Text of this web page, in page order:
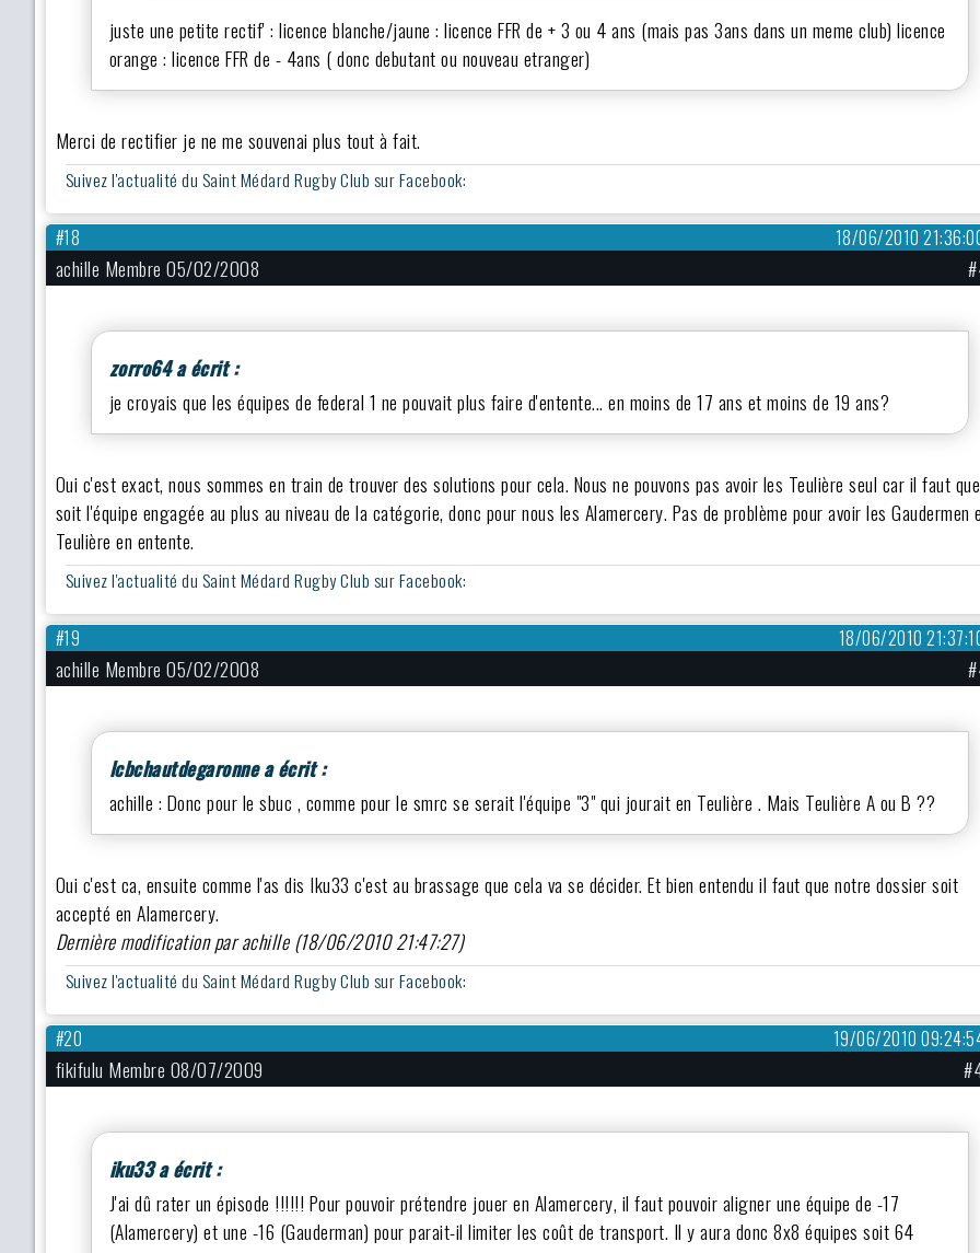
juste une petite rectif' : licence blanche/jaune : licence FFR de + 3 ou 4 ans (mais pas 3ans dans un meme club) licence
orange : licence FFR de - 4ans ( donc debutant ou nouveau etranger)
Merci de rectifier je ne me souvenai plus tout à fait.
Suivez l'actualité du Saint Médard Rugby Club sur Facebook:
18/06/2010
#18
achille Membre 05/02/2008
zorro64 a écrit :
je croyais que les équipes de federal 1 ne pouvait plus faire d'entente... en moins de 17 ans et moins de 19 ans?
Oui c'est exact, nous sommes en train de trouver des solutions pour cela. Nous ne pouvons pas avoir les Teulière seul car il faut
soit l'équipe engagée au plus au niveau de la catégorie, donc pour nous les Alamercery. Pas de problème pour avoir les Gaudermen
Teulière en entente.
Suivez l'actualité du Saint Médard Rugby Club sur Facebook:
18/06/2010
#19
achille Membre 05/02/2008
lcbchautdegaronne a écrit :
achille : Donc pour le sbuc , comme pour le smrc se serait l'équipe "3" qui jourait en Teulière . Mais Teulière A ou B ??
Oui c'est ca, ensuite comme l'as dis Iku33 c'est au brassage que cela va se décider. Et bien entendu il faut que notre dossier soit
accepté en Alamercery.
Dernière modification par achille (18/06/2010 21:47:27)
Suivez l'actualité du Saint Médard Rugby Club sur Facebook:
19/06/2010
#20
fikifulu Membre 08/07/2009
iku33 a écrit :
J'ai dû rater un épisode !!!!!! Pour pouvoir prétendre jouer en Alamercery, il faut pouvoir aligner une équipe de -17
(Alamercery) et une -16 (Gauderman) pour parait-il limiter les coût de transport. Il y aura donc 8x8 équipes soit 64